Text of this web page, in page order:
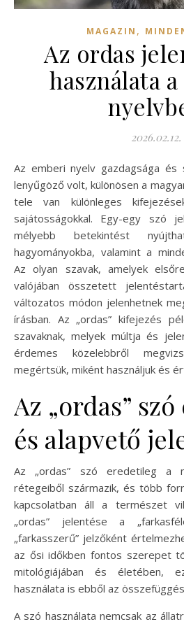
MAGAZIN ,
Az ordas
használata
2026.02.12.
Az emberi nyelv gazdagsága és sokszínűsége mindig is
lenyűgöző volt, különösen a
tele van különleges
sajátosságokkal. Egy-egy szó
mélyebb betekintést
hagyományokba, valamint a
Az olyan szavak, amelyek
valójában összetett
változatos módon jelenhetnek
írásban. Az „ordas” kifejezés
szavaknak, melyek múltja és
érdemes közelebbről
megértsük, miként használjuk és
Az „ordas”
és alapvető
Az „ordas” szó eredetileg a
rétegeiből származik, és több
kapcsolatban áll a természet
„ordas” jelentése a
„farkasszerű” jelzőként
az ősi időkben fontos szerepet
mitológiájában és életében,
használata is ebből az
A szó használata nemcsak az